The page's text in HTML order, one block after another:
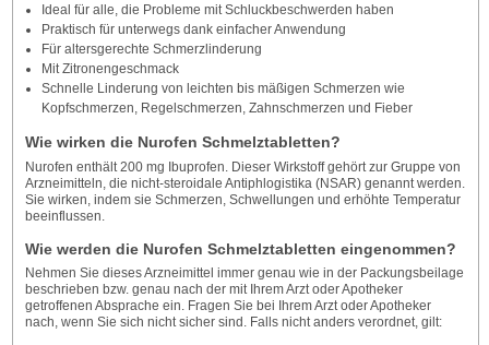
Ideal für alle, die Probleme mit Schluckbeschwerden haben
Praktisch für unterwegs dank einfacher Anwendung
Für altersgerechte Schmerzlinderung
Mit Zitronengeschmack
Schnelle Linderung von leichten bis mäßigen Schmerzen wie
Kopfschmerzen, Regelschmerzen, Zahnschmerzen und Fieber
Wie wirken die Nurofen Schmelztabletten?
Nurofen enthält 200 mg Ibuprofen. Dieser Wirkstoff gehört zur Gruppe von
Arzneimitteln, die nicht-steroidale Antiphlogistika (NSAR) genannt werden.
Sie wirken, indem sie Schmerzen, Schwellungen und erhöhte Temperatur
beeinflussen.
Wie werden die Nurofen Schmelztabletten eingenommen?
Nehmen Sie dieses Arzneimittel immer genau wie in der Packungsbeilage
beschrieben bzw. genau nach der mit Ihrem Arzt oder Apotheker
getroffenen Absprache ein. Fragen Sie bei Ihrem Arzt oder Apotheker
nach, wenn Sie sich nicht sicher sind. Falls nicht anders verordnet, gilt: